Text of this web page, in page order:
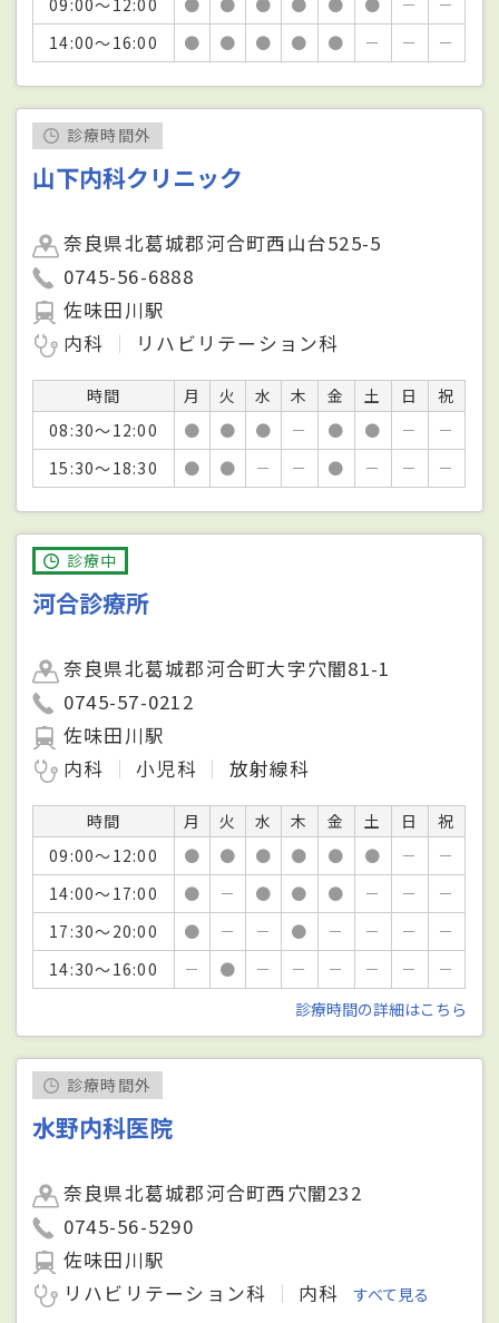
14:00～16:00
● ● ● ● ● － － －
診療時間外
山下内科クリニック
奈良県北葛城郡河合町西山台525-5
0745-56-6888
佐味田川駅
内科
リハビリテーション科
時間 月 火 水 木 金 土 日
祝
08:30～12:00
● ● ● － ● ● －
－
15:30～18:30
● ● － － ● － － －
診療中
河合診療所
奈良県北葛城郡河合町大字穴闇81-1
0745-57-0212
佐味田川駅
内科
小児科 放射線科
時間 月 火 水 木 金 土 日
祝
09:00～12:00
● ● ● ● ● ● －
－
14:00～17:00
● － ● ● ● － －
－
17:30～20:00
● － － ● － － －
－
14:30～16:00
－ ● － － － － －
－
診療時間の詳細はこちら
診療時間外
水野内科医院
奈良県北葛城郡河合町西穴闇232
0745-56-5290
佐味田川駅
リハビリテーション科
内科 すべて見る